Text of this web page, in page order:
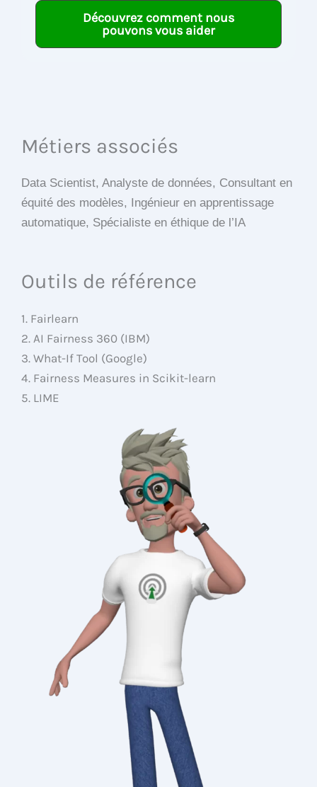
Découvrez comment nous
pouvons vous aider
Métiers associés
Data Scientist, Analyste de données, Consultant en
équité des modèles, Ingénieur en apprentissage
automatique, Spécialiste en éthique de l’IA
Outils de référence
1. Fairlearn
2. AI Fairness 360 (IBM)
3. What-If Tool (Google)
4. Fairness Measures in Scikit-learn
5. LIME